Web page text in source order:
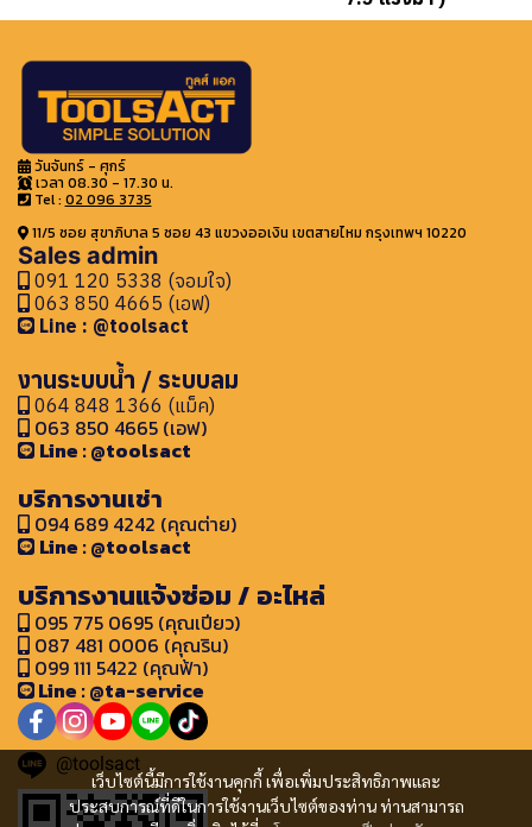
เว็บไซต์นี้มีการใช้งานคุกกี้ เพื่อเพิ่มประสิทธิภาพและ
ประสบการณ์ที่ดีในการใช้งานเว็บไซต์ของท่าน ท่านสามารถ
วันจันทร์ - ศุกร์
เวลา 08.30 - 17.30 น.
Tel : 02 096 3735
11/5 ซอย สุขาภิบาล 5 ซอย 43 แขวงออเงิน เขตสายไหม กรุงเทพฯ 10220
Sales admin
091 120 5338 (จอมใจ)
063 850 4665 (เอฟ)
Line : @toolsact
งานระบบน้ำ / ระบบลม
064 848 1366 (แม็ค)
063 850 4665 (เอฟ)
Line : @toolsact
บริการงานเช่า
094 689 4242 (คุณต่าย)
Line : @toolsact
บริการงานแจ้งซ่อม / อะไหล่
095 775 0695 (คุณเปียว)
087 481 0006 (คุณริน)
099 111 5422 (คุณฟ้า)
Line : @ta-service
@toolsact